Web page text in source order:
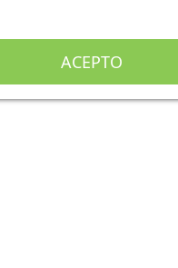
ACEPTO